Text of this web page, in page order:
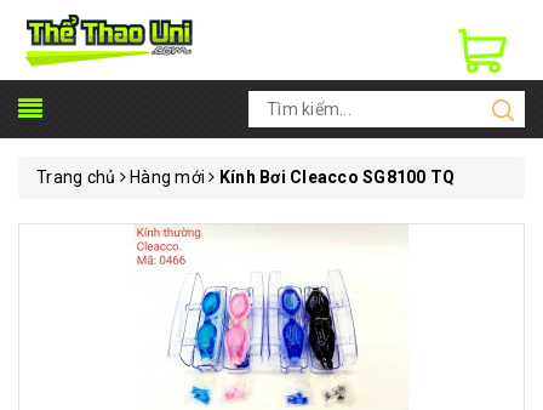
Trang chủ Hàng mới Kính Bơi Cleacco SG8100 TQ